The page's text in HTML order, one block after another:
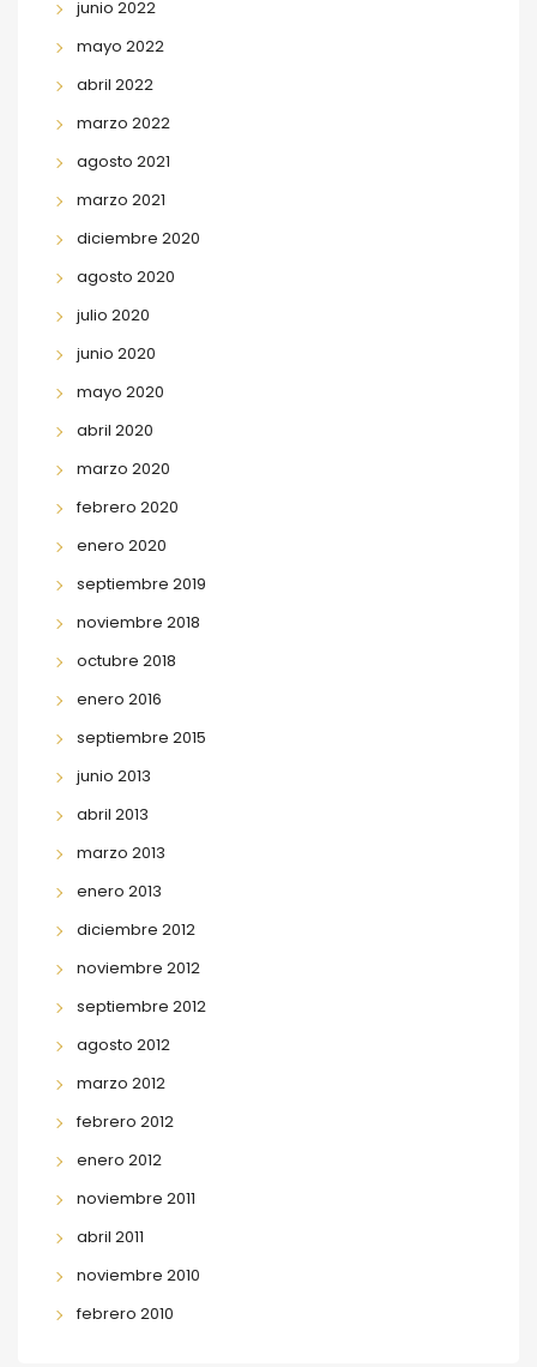
junio 2022
mayo 2022
abril 2022
marzo 2022
agosto 2021
marzo 2021
diciembre 2020
agosto 2020
julio 2020
junio 2020
mayo 2020
abril 2020
marzo 2020
febrero 2020
enero 2020
septiembre 2019
noviembre 2018
octubre 2018
enero 2016
septiembre 2015
junio 2013
abril 2013
marzo 2013
enero 2013
diciembre 2012
noviembre 2012
septiembre 2012
agosto 2012
marzo 2012
febrero 2012
enero 2012
noviembre 2011
abril 2011
noviembre 2010
febrero 2010